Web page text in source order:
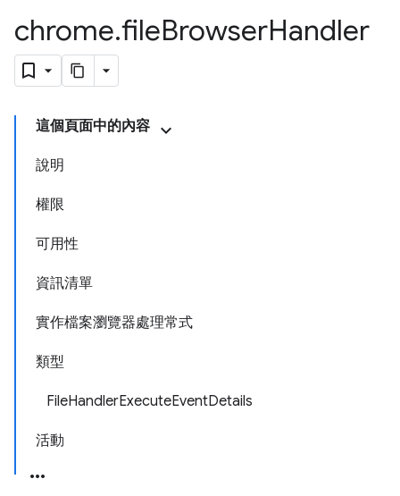
chrome.fileBrowserHandler
這個頁面中的內容
說明
權限
可用性
資訊清單
實作檔案瀏覽器處理常式
類型
FileHandlerExecuteEventDetails
活動